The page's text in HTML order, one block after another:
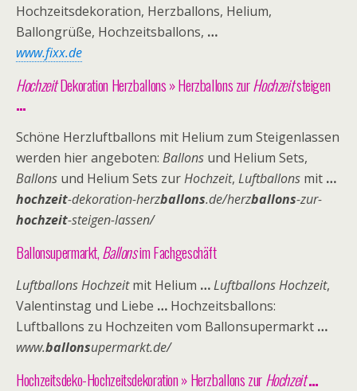
Hochzeitsdekoration, Herzballons, Helium,
Ballongrüße, Hochzeitsballons, …
www.fixx.de
HochzeitDekoration Herzballons » Herzballons zurHochzeitsteigen
…
Schöne Herzluftballons mit Helium zum Steigenlassen
werden hier angeboten: Ballons und Helium Sets,
Ballons und Helium Sets zurHochzeit, Luftballons mit …
hochzeit-dekoration-herzballons.de/herzballons-zur-
hochzeit-steigen-lassen/
Ballonsupermarkt,Ballonsim Fachgeschäft
Luftballons Hochzeitmit Helium …Luftballons Hochzeit,
Valentinstag und Liebe … Hochzeitsballons:
Luftballons zu Hochzeiten vom Ballonsupermarkt …
www.ballonsupermarkt.de/
Hochzeitsdeko-Hochzeitsdekoration» Herzballons zurHochzeit…